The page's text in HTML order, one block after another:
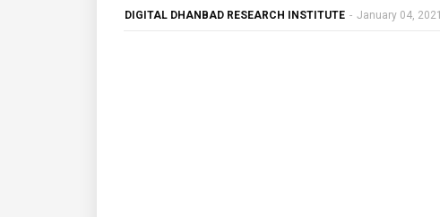
DIGITAL DHANBAD RESEARCH INSTITUTE - January 04, 2021